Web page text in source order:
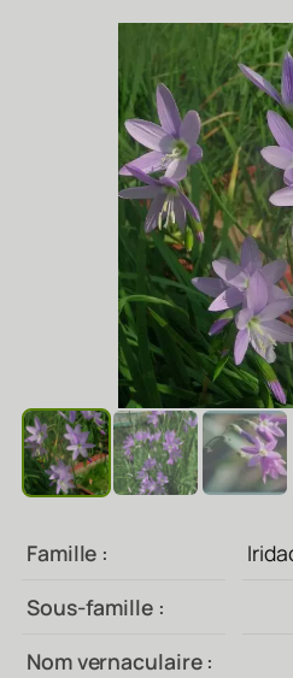
Famille :
Sous-famille :
Nom vernaculaire :